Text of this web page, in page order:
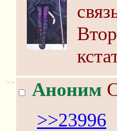
>> Аноним
>>23996